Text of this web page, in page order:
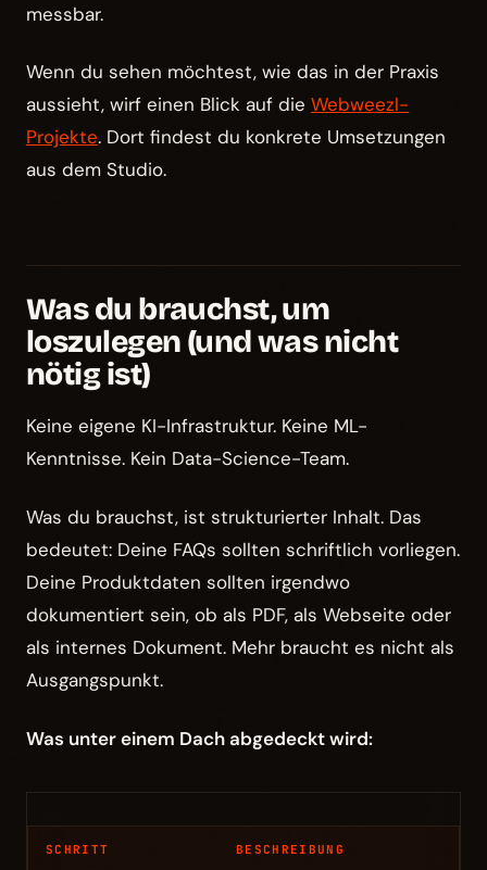
messbar.
Wenn du sehen möchtest, wie das in der Praxis
aussieht, wirf einen Blick auf die Webweezl-
Projekte. Dort findest du konkrete Umsetzungen
aus dem Studio.
Was du brauchst, um
loszulegen (und was nicht
nötig ist)
Keine eigene KI-Infrastruktur. Keine ML-
Kenntnisse. Kein Data-Science-Team.
Was du brauchst, ist strukturierter Inhalt. Das
bedeutet: Deine FAQs sollten schriftlich vorliegen.
Deine Produktdaten sollten irgendwo
dokumentiert sein, ob als PDF, als Webseite oder
als internes Dokument. Mehr braucht es nicht als
Ausgangspunkt.
Was unter einem Dach abgedeckt wird:
SCHRITT BESCHREIBUNG